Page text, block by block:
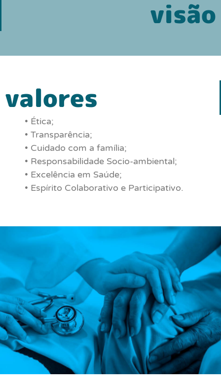
visão
valores
• Ética;
• Transparência;
• Cuidado com a família;
• Responsabilidade Socio-ambiental;
• Excelência em Saúde;
• Espírito Colaborativo e Participativo.